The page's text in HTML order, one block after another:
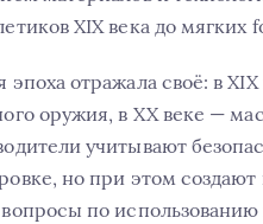
XIX века до мягких
эпоха отражала своё: в
оружия, в XX веке —
учитывают
но при этом
по